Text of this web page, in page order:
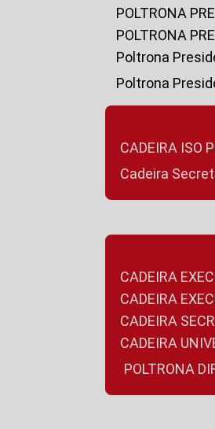
POLTRONA
POLTRONA
Poltrona
Poltrona
CADEIRA ISO
Cadeira
CADEIRA
CADEIRA
CADEIRA
CADEIRA
POLTRONA